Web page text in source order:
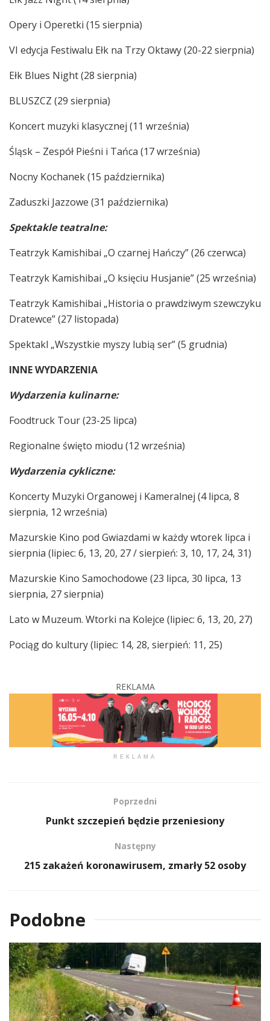
Opery i Operetki (15 sierpnia)
VI edycja Festiwalu Ełk na Trzy Oktawy (20-22 sierpnia)
Ełk Blues Night (28 sierpnia)
BLUSZCZ (29 sierpnia)
Koncert muzyki klasycznej (11 września)
Śląsk – Zespół Pieśni i Tańca (17 września)
Nocny Kochanek (15 października)
Zaduszki Jazzowe (31 października)
Spektakle teatralne:
Teatrzyk Kamishibai „O czarnej Hańczy” (26 czerwca)
Teatrzyk Kamishibai „O księciu Husjanie” (25 września)
Teatrzyk Kamishibai „Historia o prawdziwym szewczyku
Dratewce” (27 listopada)
Spektakl „Wszystkie myszy lubią ser” (5 grudnia)
INNE WYDARZENIA
Wydarzenia kulinarne:
Foodtruck Tour (23-25 lipca)
Regionalne święto miodu (12 września)
Wydarzenia cykliczne:
Koncerty Muzyki Organowej i Kameralnej (4 lipca, 8
sierpnia, 12 września)
Mazurskie Kino pod Gwiazdami w każdy wtorek lipca i
sierpnia (lipiec: 6, 13, 20, 27 / sierpień: 3, 10, 17, 24, 31)
Mazurskie Kino Samochodowe (23 lipca, 30 lipca, 13
sierpnia, 27 sierpnia)
Lato w Muzeum. Wtorki na Kolejce (lipiec: 6, 13, 20, 27)
Pociąg do kultury (lipiec: 14, 28, sierpień: 11, 25)
REKLAMA
REKLAMA
Poprzedni
Punkt szczepień będzie przeniesiony
Następny
215 zakażeń koronawirusem, zmarły 52 osoby
Podobne